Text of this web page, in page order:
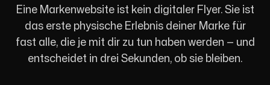
Eine Markenwebsite ist kein digitaler Flyer. Sie ist
das erste physische Erlebnis deiner Marke für
fast alle, die je mit dir zu tun haben werden — und
entscheidet in drei Sekunden, ob sie bleiben.